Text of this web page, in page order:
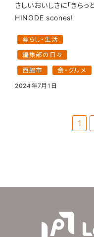
さしいおいしさに「きらっと
HINODE scones!
暮らし・生活
編集部の日々
西脇市 食・グルメ
2024年7月1日
1